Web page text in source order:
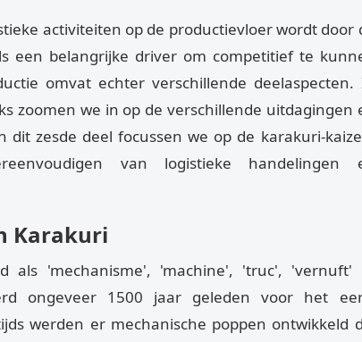
activiteiten op de productievloer wordt door
een belangrijke driver om competitief te
omvat echter verschillende deelaspecten.
zoomen we in op de verschillende uitdagingen
dit zesde deel focussen we op de karakuri-
van logistieke handelingen
Karakuri
als 'mechanisme', 'machine', 'truc', 'vernuft'
ongeveer 1500 jaar geleden voor het
werden er mechanische poppen ontwikkeld